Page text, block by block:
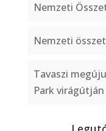
Nemzeti
Nemzeti
Tavaszi
Park virágútján